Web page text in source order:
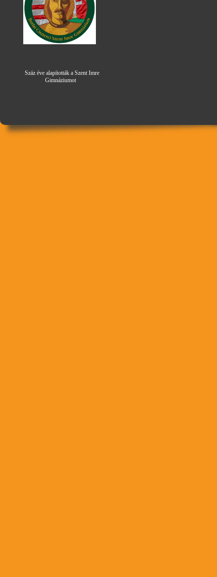
Száz éve alapították a Szent Imre
Gimnáziumot